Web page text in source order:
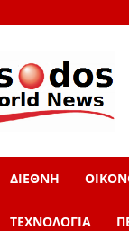
adieksodos.gr
ΔΙΕΘΝΗ
ΤΕΧΝΟΛΟΓΙΑ